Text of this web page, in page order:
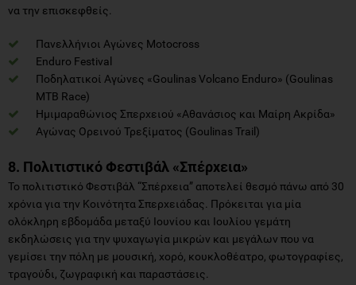
να την επισκεφθείς.
Πανελλήνιοι Αγώνες Motocross
Enduro Festival
Ποδηλατικοί Αγώνες «Goulinas Volcano Enduro» (Goulinas
MTB Race)
Ημιμαραθώνιος Σπερχειού «Αθανάσιος και Μαίρη Ακρίδα»
Αγώνας Ορεινού Τρεξίματος (Goulinas Trail)
8. Πολιτιστικό Φεστιβάλ «Σπέρχεια»
Το πολιτιστικό Φεστιβάλ “Σπέρχεια” αποτελεί θεσμό πάνω από 30
χρόνια για την Κοινότητα Σπερχειάδας. Πρόκειται για μία
ολόκληρη εβδομάδα μεταξύ Ιουνίου και Ιουλίου γεμάτη
εκδηλώσεις για την ψυχαγωγία μικρών και μεγάλων που να
γεμίσει την πόλη με μουσική, χορό, κουκλοθέατρο, φωτογραφίες,
τραγούδι, ζωγραφική και παραστάσεις.